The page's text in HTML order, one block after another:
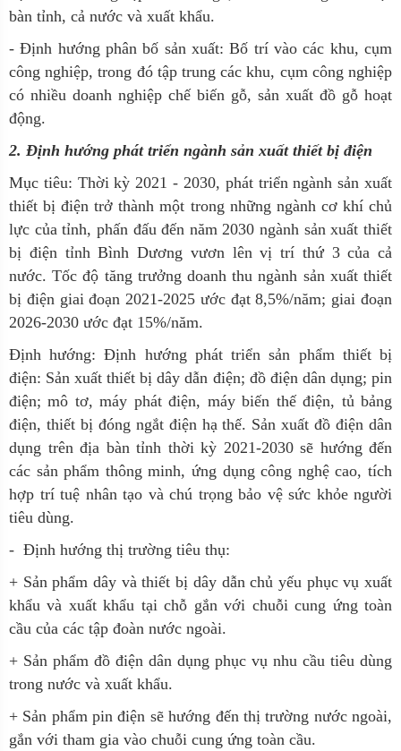
bàn tỉnh, cả nước và xuất khẩu.
- Định hướng phân bố sản xuất: Bố trí vào các khu, cụm
công nghiệp, trong đó tập trung các khu, cụm công nghiệp
có nhiều doanh nghiệp chế biến gỗ, sản xuất đồ gỗ hoạt
động.
2. Định hướng phát triển ngành sản xuất thiết bị điện
Mục tiêu: Thời kỳ 2021 - 2030, phát triển ngành sản xuất
thiết bị điện trở thành một trong những ngành cơ khí chủ
lực của tỉnh, phấn đấu đến năm 2030 ngành sản xuất thiết
bị điện tỉnh Bình Dương vươn lên vị trí thứ 3 của cả
nước. Tốc độ tăng trưởng doanh thu ngành sản xuất thiết
bị điện giai đoạn 2021-2025 ước đạt 8,5%/năm; giai đoạn
2026-2030 ước đạt 15%/năm.
Định hướng:Định hướng phát triển sản phẩm thiết bị
điện: Sản xuất thiết bị dây dẫn điện; đồ điện dân dụng; pin
điện; mô tơ, máy phát điện, máy biến thế điện, tủ bảng
điện, thiết bị đóng ngắt điện hạ thế. Sản xuất đồ điện dân
dụng trên địa bàn tỉnh thời kỳ 2021-2030 sẽ hướng đến
các sản phẩm thông minh, ứng dụng công nghệ cao, tích
hợp trí tuệ nhân tạo và chú trọng bảo vệ sức khỏe người
tiêu dùng.
- Định hướng thị trường tiêu thụ:
+ Sản phẩm dây và thiết bị dây dẫn chủ yếu phục vụ xuất
khẩu và xuất khẩu tại chỗ gắn với chuỗi cung ứng toàn
cầu của các tập đoàn nước ngoài.
+ Sản phẩm đồ điện dân dụng phục vụ nhu cầu tiêu dùng
trong nước và xuất khẩu.
+ Sản phẩm pin điện sẽ hướng đến thị trường nước ngoài,
gắn với tham gia vào chuỗi cung ứng toàn cầu.